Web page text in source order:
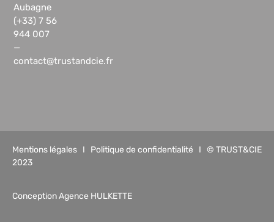
Aubagne
(+33) 7 56
944 007
—
contact@trustandcie.fr
Mentions légales I Politique de confidentialité I © TRUST&CIE
2023
Conception Agence HULKETTE